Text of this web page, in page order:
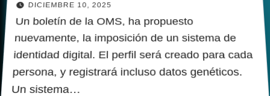
DICIEMBRE 10, 2025
Un boletín de la OMS, ha propuesto
nuevamente, la imposición de un sistema de
identidad digital. El perfil será creado para cada
persona, y registrará incluso datos genéticos.
Un sistema…